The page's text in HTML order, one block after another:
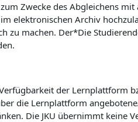
Zwecke des Abgleichens
elektronischen Archiv
zu machen. Der*Die
der Lernplattform
die Lernplattform
Die JKU übernimmt keine